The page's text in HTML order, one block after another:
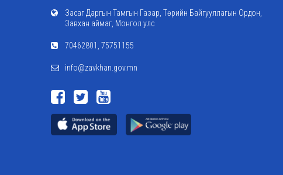
Засаг Даргын Тамгын Газар, Төрийн Байгууллагын Ордон,
Завхан аймаг, Монгол улс
70462801, 75751155
info@zavkhan.gov.mn